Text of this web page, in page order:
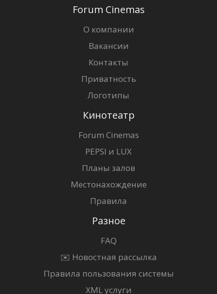
Forum Cinemas
О компании
Вакансии
Контакты
Приватность
Логотипы
Кинотеатр
Forum Cinemas
PEPSI и LUX
Планы залов
Местонахождение
Правила
Разное
FAQ
✉️ Новостная рассылка
Правила пользования системы
XML услуги